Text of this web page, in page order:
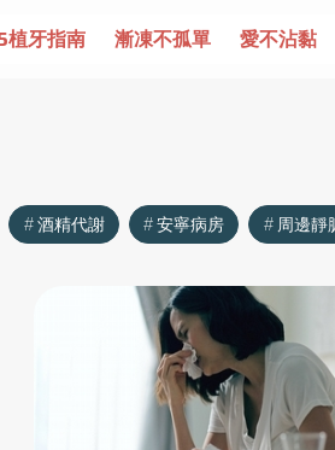
植牙指南 漸凍不孤單 愛不沾黏
酒精代謝 安寧病房 周邊靜